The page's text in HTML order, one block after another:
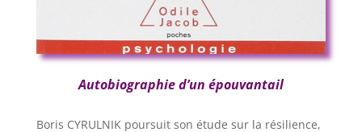
Autobiographie d’un épouvantail
Boris CYRULNIK poursuit son étude sur la résilience,